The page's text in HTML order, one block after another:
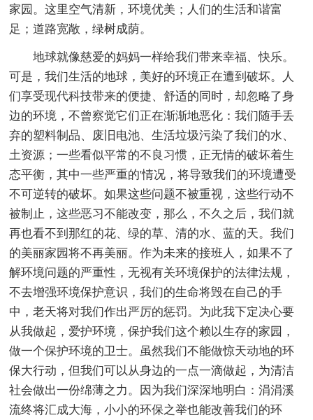
家园。这里空气清新，环境优美；人们的生活和谐富
足；道路宽敞，绿树成荫。
地球就像慈爱的妈妈一样给我们带来幸福、快乐。
可是，我们生活的地球，美好的环境正在遭到破坏。人
们享受现代科技带来的便捷、舒适的同时，却忽略了身
边的环境，不曾察觉它们正在渐渐地恶化：我们随手丢
弃的塑料制品、废旧电池、生活垃圾污染了我们的水、
土资源；一些看似平常的不良习惯，正无情的破坏着生
态平衡，其中一些严重的'情况，将导致我们的环境遭受
不可逆转的破坏。如果这些问题不被重视，这些行动不
被制止，这些恶习不能改变，那么，不久之后，我们就
再也看不到那红的花、绿的草、清的水、蓝的天。我们
的美丽家园将不再美丽。作为未来的接班人，如果不了
解环境问题的严重性，无视有关环境保护的法律法规，
不去增强环境保护意识，我们的生命将毁在自己的手
中，老天将对我们作出严厉的惩罚。为此我下定决心要
从我做起，爱护环境，保护我们这个赖以生存的家园，
做一个保护环境的卫士。虽然我们不能做惊天动地的环
保大行动，但我们可以从身边的一点一滴做起，为清洁
社会做出一份绵薄之力。因为我们深深地明白：涓涓溪
流终将汇成大海，小小的环保之举也能改善我们的环